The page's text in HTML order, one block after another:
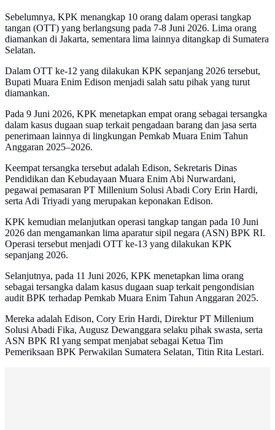
Sebelumnya, KPK menangkap 10 orang dalam operasi tangkap
tangan (OTT) yang berlangsung pada 7-8 Juni 2026. Lima orang
diamankan di Jakarta, sementara lima lainnya ditangkap di Sumatera
Selatan.
Dalam OTT ke-12 yang dilakukan KPK sepanjang 2026 tersebut,
Bupati Muara Enim Edison menjadi salah satu pihak yang turut
diamankan.
Pada 9 Juni 2026, KPK menetapkan empat orang sebagai tersangka
dalam kasus dugaan suap terkait pengadaan barang dan jasa serta
penerimaan lainnya di lingkungan Pemkab Muara Enim Tahun
Anggaran 2025–2026.
Keempat tersangka tersebut adalah Edison, Sekretaris Dinas
Pendidikan dan Kebudayaan Muara Enim Abi Nurwardani,
pegawai pemasaran PT Millenium Solusi Abadi Cory Erin Hardi,
serta Adi Triyadi yang merupakan keponakan Edison.
KPK kemudian melanjutkan operasi tangkap tangan pada 10 Juni
2026 dan mengamankan lima aparatur sipil negara (ASN) BPK RI.
Operasi tersebut menjadi OTT ke-13 yang dilakukan KPK
sepanjang 2026.
Selanjutnya, pada 11 Juni 2026, KPK menetapkan lima orang
sebagai tersangka dalam kasus dugaan suap terkait pengondisian
audit BPK terhadap Pemkab Muara Enim Tahun Anggaran 2025.
Mereka adalah Edison, Cory Erin Hardi, Direktur PT Millenium
Solusi Abadi Fika, Augusz Dewanggara selaku pihak swasta, serta
ASN BPK RI yang sempat menjabat sebagai Ketua Tim
Pemeriksaan BPK Perwakilan Sumatera Selatan, Titin Rita Lestari.